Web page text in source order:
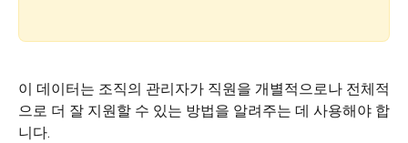
이 데이터는 조직의 관리자가 직원을 개별적으로나 전체적
으로 더 잘 지원할 수 있는 방법을 알려주는 데 사용해야 합
니다.